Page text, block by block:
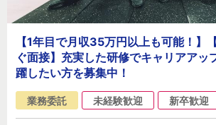
【1年目で月収35万円以上も可能！】
ぐ面接】充実した研修でキャリアアッ
躍したい方を募集中！
業務委託 未経験歓迎 新卒歓迎